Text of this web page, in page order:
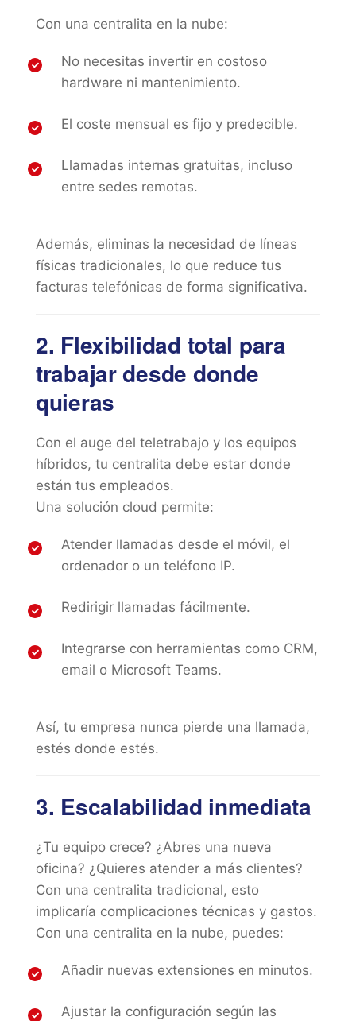
Con una centralita en la nube:
No necesitas invertir en costoso
hardware ni mantenimiento.
El coste mensual es fijo y predecible.
Llamadas internas gratuitas, incluso
entre sedes remotas.
Además, eliminas la necesidad de líneas
físicas tradicionales, lo que reduce tus
facturas telefónicas de forma significativa.
2. Flexibilidad total para
trabajar desde donde
quieras
Con el auge del teletrabajo y los equipos
híbridos, tu centralita debe estar donde
están tus empleados.
Una solución cloud permite:
Atender llamadas desde el móvil, el
ordenador o un teléfono IP.
Redirigir llamadas fácilmente.
Integrarse con herramientas como CRM,
email o Microsoft Teams.
Así, tu empresa nunca pierde una llamada,
estés donde estés.
3. Escalabilidad inmediata
¿Tu equipo crece? ¿Abres una nueva
oficina? ¿Quieres atender a más clientes?
Con una centralita tradicional, esto
implicaría complicaciones técnicas y gastos.
Con una centralita en la nube, puedes:
Añadir nuevas extensiones en minutos.
Ajustar la configuración según las